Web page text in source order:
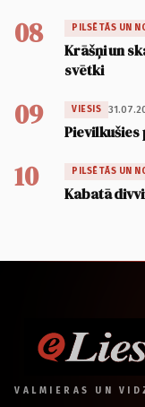
08 PILSĒTĀS UN
Krāšņi un
svētki
09 VIESIS
10 PILSĒTĀS UN
Kabatā
VALMIERAS UN